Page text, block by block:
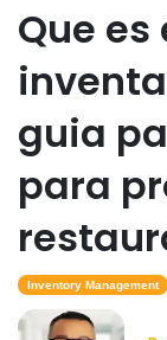
Que
guia
para
Inventory Management